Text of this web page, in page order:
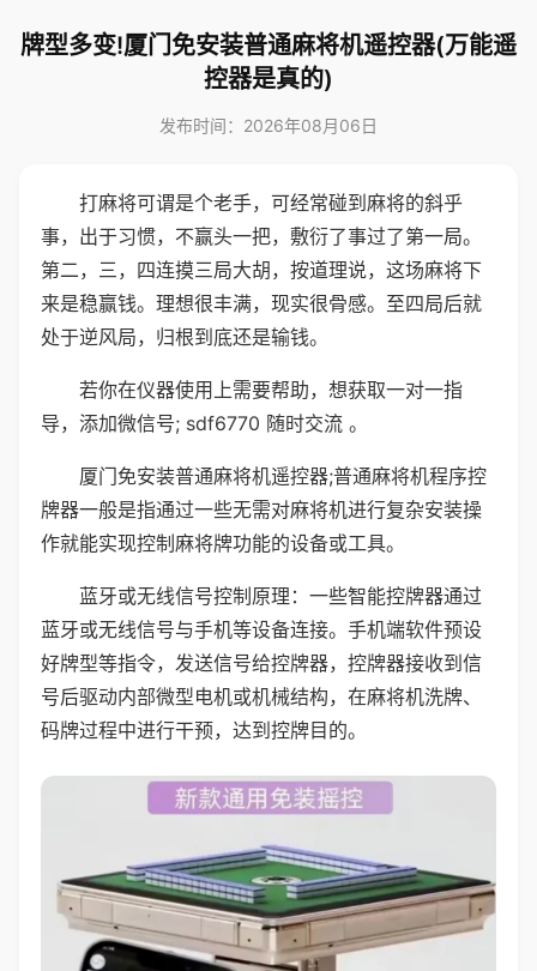
牌型多变!厦门免安装普通麻将机遥控器(万能遥
控器是真的)
发布时间：2026年08月06日
打麻将可谓是个老手，可经常碰到麻将的斜乎
事，出于习惯，不赢头一把，敷衍了事过了第一局。
第二，三，四连摸三局大胡，按道理说，这场麻将下
来是稳赢钱。理想很丰满，现实很骨感。至四局后就
处于逆风局，归根到底还是输钱。
若你在仪器使用上需要帮助，想获取一对一指
导，添加微信号; sdf6770 随时交流 。
厦门免安装普通麻将机遥控器;普通麻将机程序控
牌器一般是指通过一些无需对麻将机进行复杂安装操
作就能实现控制麻将牌功能的设备或工具。
蓝牙或无线信号控制原理：一些智能控牌器通过
蓝牙或无线信号与手机等设备连接。手机端软件预设
好牌型等指令，发送信号给控牌器，控牌器接收到信
号后驱动内部微型电机或机械结构，在麻将机洗牌、
码牌过程中进行干预，达到控牌目的。